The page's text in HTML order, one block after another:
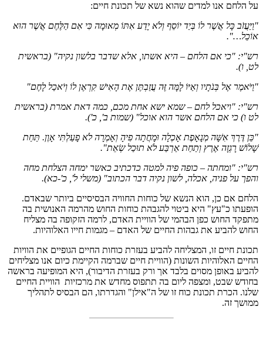
על הלחם אנו למדים שהוא נשא של תכונת חיים:
"וַיַּעֲזֹב כָּל אֲשֶׁר לוֹ בְּיַד יוֹסֵף וְלֹא יָדַע אִתּוֹ מְאוּמָה כִּי אִם הַלֶּחֶם אֲשֶׁר הוּא
אוֹכֵל…".
רש"י: "כי אם הלחם – היא אשתו, אלא שדבר בלשון נקיה" (בראשית
לט, ו).
"וַיֹּאמֶר אֶל בְּנֹתָיו וְאַיּוֹ לָמָּה זֶּה עֲזַבְתֶּן אֶת הָאִישׁ קִרְאֶן לוֹ וְיֹאכַל לָחֶם"
רש"י: "ויאכל לחם – שמא ישא אחת מכם, כמה דאת אמרת (בראשית
לט ו) כי אם הלחם אשר הוא אוכל" (שמות ב', כ').
"כֵּן דֶּרֶךְ אִשָּׁה מְנָאָפֶת אָכְלָה וּמָחֲתָה פִיהָ וְאָמְרָה לֹא פָעַלְתִּי אָוֶן. תַּחַת
שָׁלוֹשׁ רָגְזָה אֶרֶץ וְתַחַת אַרְבַּע לֹא תוּכַל שְׂאֵת".
רש"י: "ומחתה – כופה פיה למטה כדכתיב כאשר ימחה הצלחת מחה
והפך על פניה, אכלה, לשון נקיה דבר הכתוב" (משלי ל', כ'-כא).
הלחם אם כן, הוא הנשא של כוחות החוויה הבסיסיים ביותר שבאדם.
הופעתו כ"עץ" היא ביטוי להגבהת כוחות החוש מהרמה האנושית בה
מתפקד החוש כפן הבהמי של הוויית האדם, לרמה הזקופה בה מצליח
החוש להביע את גבהות החיים של האדם – מגמות חייו האלוהיות.
תכונת חיים זו, המצליחה להביע בעזרת כוחות החיים הגופיים את הוויות
החיים האלוהיות השונות (הוויית חיים שברמה הקיימת כיום אנו מצליחים
להביע באופן מסוים בלבד אך ורק בעזרת הדיבור), היא המופיעה בראשה
בחודש שבט, ומצפה ליום בה תתפוס מחדש את מרכזיות הוויית החיים
שלנו. הכרת תכונת כוח זו של ה"אילן" והגדרתו, הם הבסיס לתהליך
ממושך זה.